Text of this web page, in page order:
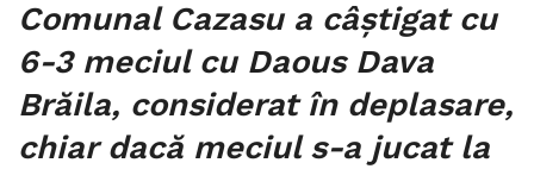
Comunal Cazasu a câștigat cu
6-3 meciul cu Daous Dava
Brăila, considerat în deplasare,
chiar dacă meciul s-a jucat la